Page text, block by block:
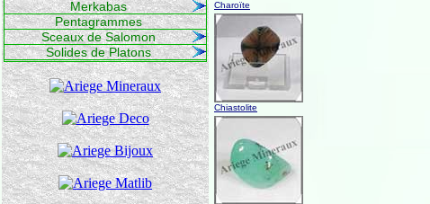
Merkabas
Pentagrammes
Sceaux de Salomon
Solides de Platons
Charoïte
Chiastolite